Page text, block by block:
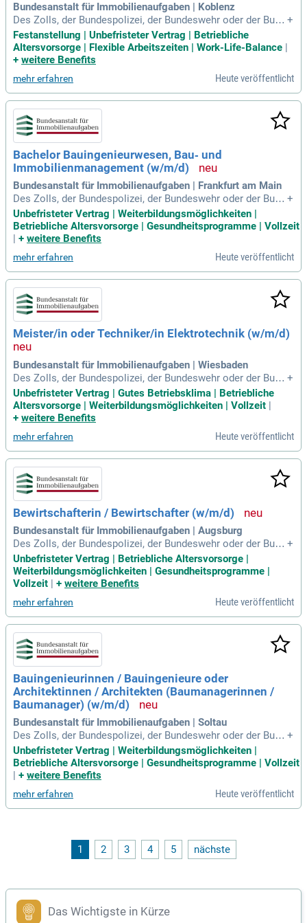
Bundesanstalt für Immobilienaufgaben | Koblenz
Des Zolls, der Bundespolizei, der Bundeswehr oder der Bund
esanstalt Technisches Hilfswerk (THW).
+
Festanstellung | Unbefristeter Vertrag | Betriebliche
Altersvorsorge | Flexible Arbeitszeiten | Work-Life-Balance |
+ weitere Benefits
mehr erfahren Heute veröffentlicht
Bachelor Bauingenieurwesen, Bau‑ und
Immobilienmanagement (w/m/d)
Bundesanstalt für Immobilienaufgaben | Frankfurt am Main
Des Zolls, der Bundespolizei, der Bundeswehr oder der Bund
esanstalt Technisches Hilfswerk (THW).
+
Unbefristeter Vertrag | Weiterbildungsmöglichkeiten |
Betriebliche Altersvorsorge | Gesundheitsprogramme | Vollzeit
+ weitere Benefits
mehr erfahren Heute veröffentlicht
Meister/in oder Techniker/in Elektrotechnik (w/m/d)
Bundesanstalt für Immobilienaufgaben | Wiesbaden
Des Zolls, der Bundespolizei, der Bundeswehr oder der Bund
esanstalt Technisches Hilfswerk (THW).
+
Unbefristeter Vertrag | Gutes Betriebsklima | Betriebliche
Altersvorsorge | Weiterbildungsmöglichkeiten | Vollzeit |
+ weitere Benefits
mehr erfahren Heute veröffentlicht
Bewirtschafterin / Bewirtschafter (w/m/d)
Bundesanstalt für Immobilienaufgaben | Augsburg
Des Zolls, der Bundespolizei, der Bundeswehr oder der Bund
esanstalt Technisches Hilfswerk (THW).
+
Unbefristeter Vertrag | Betriebliche Altersvorsorge |
Weiterbildungsmöglichkeiten | Gesundheitsprogramme |
Vollzeit | + weitere Benefits
mehr erfahren Heute veröffentlicht
Bauingenieurinnen / Bauingenieure oder
Architektinnen / Architekten (Baumanagerinnen /
Baumanager) (w/m/d)
Bundesanstalt für Immobilienaufgaben | Soltau
Des Zolls, der Bundespolizei, der Bundeswehr oder der Bund
esanstalt Technisches Hilfswerk (THW).
+
Unbefristeter Vertrag | Weiterbildungsmöglichkeiten |
Betriebliche Altersvorsorge | Gesundheitsprogramme | Vollzeit
+ weitere Benefits
mehr erfahren Heute veröffentlicht
1 2 3 4 5 nächste
Das Wichtigste in Kürze